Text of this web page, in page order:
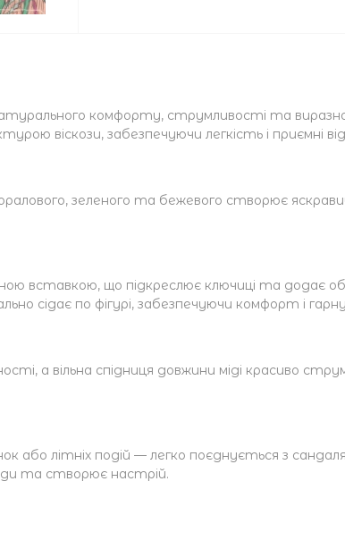
комфорту, струмливості та
віскози, забезпечуючи легкість і приємні
зеленого та бежевого створює
вставкою, що підкреслює ключиці та додає
сідає по фігурі, забезпечуючи комфорт і
а вільна спідниця довжини міді красиво
або літніх подій — легко поєднується з
та створює настрій.